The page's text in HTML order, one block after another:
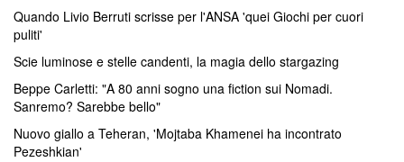
Quando Livio Berruti scrisse per l'ANSA 'quei Giochi per cuori
puliti'
Scie luminose e stelle candenti, la magia dello stargazing
Beppe Carletti: "A 80 anni sogno una fiction sui Nomadi.
Sanremo? Sarebbe bello"
Nuovo giallo a Teheran, 'Mojtaba Khamenei ha incontrato
Pezeshkian'